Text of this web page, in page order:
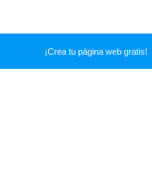
¡Crea tu página web gratis!